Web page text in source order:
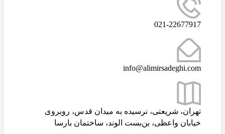
021-22677917
info@alimirsadeghi.com
تهران، شریعتی، نرسیده به میدان قدس، روبروی
خیابان واعظی، بن‌بست الوند، ساختمان بارسا